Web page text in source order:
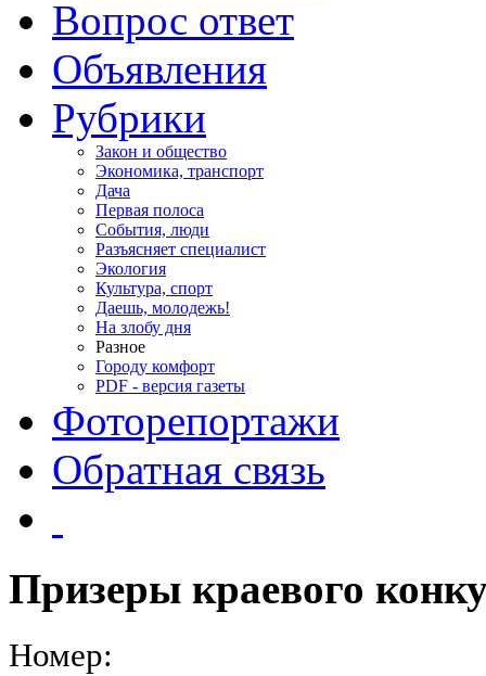
Вопрос ответ
Объявления
Рубрики
Закон и общество
Экономика, транспорт
Дача
Первая полоса
События, люди
Разъясняет специалист
Экология
Культура, спорт
Даешь, молодежь!
На злобу дня
Разное
Городу комфорт
PDF - версия газеты
Фоторепортажи
Обратная связь
Призеры краевого
Номер: